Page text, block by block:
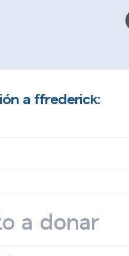
a ffrederick: